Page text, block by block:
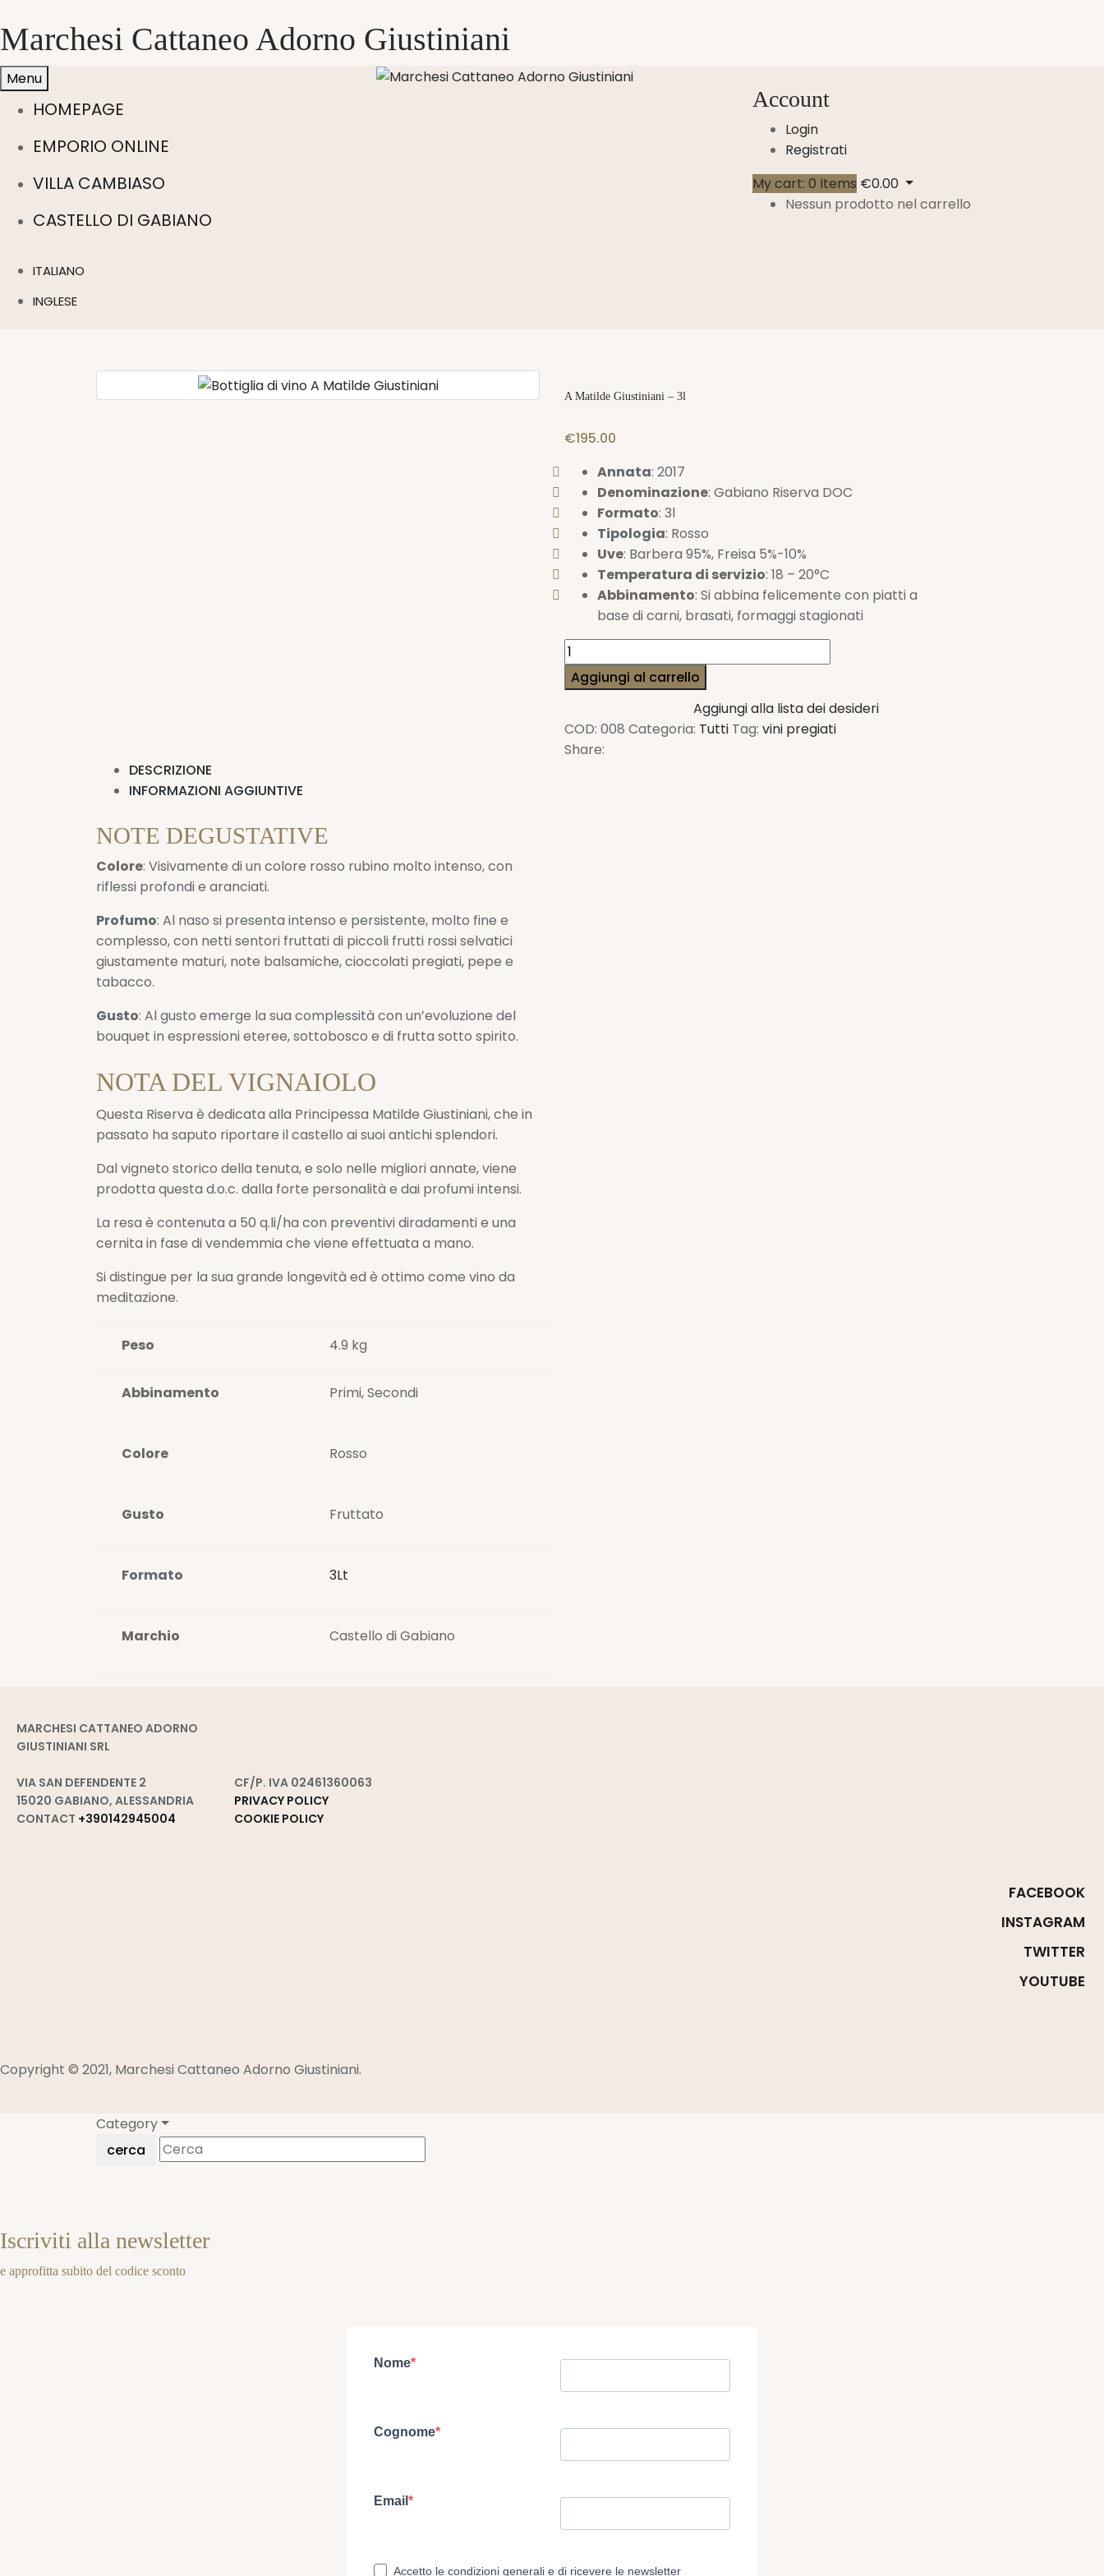
Marchesi Cattaneo Adorno Giustiniani
Menu
HOMEPAGE
EMPORIO ONLINE
VILLA CAMBIASO
CASTELLO DI GABIANO
ITALIANO
INGLESE
Account
Login
Registrati
My cart: 0 Items €0.00
Nessun prodotto nel carrello
A Matilde Giustiniani – 3l
€195.00
Annata: 2017
Denominazione: Gabiano Riserva DOC
Formato: 3l
Tipologia: Rosso
Uve: Barbera 95%, Freisa 5%-10%
Temperatura di servizio: 18 – 20°C
Abbinamento: Si abbina felicemente con piatti a
base di carni, brasati, formaggi stagionati
A
Matilde
Giustiniani
3l
quantità
Aggiungi al carrello
Aggiungi alla lista dei desideri
COD: 008 Categoria: Tutti Tag: vini pregiati
Share:
DESCRIZIONE
INFORMAZIONI AGGIUNTIVE
NOTE DEGUSTATIVE
Colore: Visivamente di un colore rosso rubino molto intenso, con
riflessi profondi e aranciati.
Profumo: Al naso si presenta intenso e persistente, molto fine e
complesso, con netti sentori fruttati di piccoli frutti rossi selvatici
giustamente maturi, note balsamiche, cioccolati pregiati, pepe e
tabacco.
Gusto: Al gusto emerge la sua complessità con un’evoluzione del
bouquet in espressioni eteree, sottobosco e di frutta sotto spirito.
NOTA DEL VIGNAIOLO
Questa Riserva è dedicata alla Principessa Matilde Giustiniani, che in
passato ha saputo riportare il castello ai suoi antichi splendori.
Dal vigneto storico della tenuta, e solo nelle migliori annate, viene
prodotta questa d.o.c. dalla forte personalità e dai profumi intensi.
La resa è contenuta a 50 q.li/ha con preventivi diradamenti e una
cernita in fase di vendemmia che viene effettuata a mano.
Si distingue per la sua grande longevità ed è ottimo come vino da
meditazione.
Peso 4.9 kg
Abbinamento Primi, Secondi
Colore Rosso
Gusto Fruttato
Formato 3Lt
Marchio Castello di Gabiano
MARCHESI CATTANEO ADORNO
GIUSTINIANI SRL
VIA SAN DEFENDENTE 2
15020 GABIANO, ALESSANDRIA
CONTACT +390142945004
CF/P. IVA 02461360063
PRIVACY POLICY
COOKIE POLICY
FACEBOOK
INSTAGRAM
TWITTER
YOUTUBE
Copyright © 2021, Marchesi Cattaneo Adorno Giustiniani.
Category
cerca
Iscriviti alla newsletter
e approfitta subito del codice sconto